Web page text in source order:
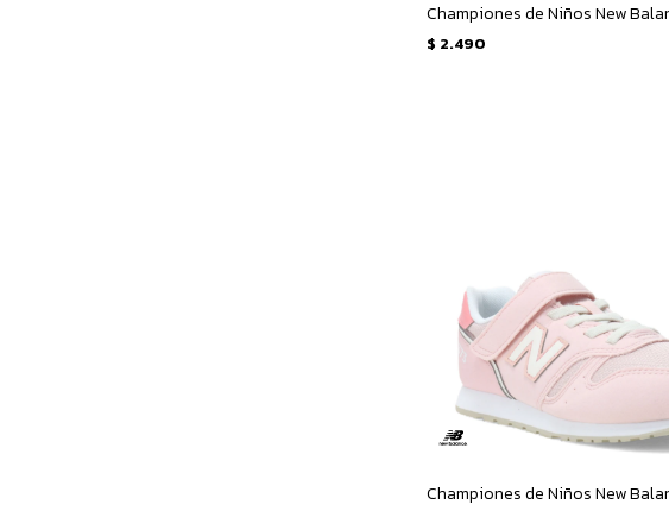
$ 2.490